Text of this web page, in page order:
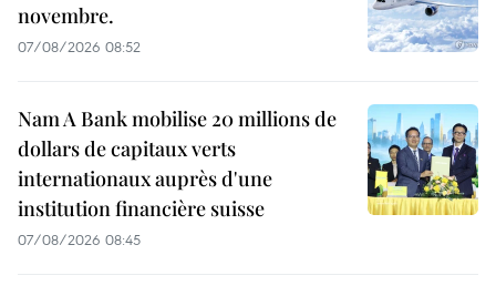
novembre.
07/08/2026 08:52
Nam A Bank mobilise 20 millions de
dollars de capitaux verts
internationaux auprès d'une
institution financière suisse
07/08/2026 08:45